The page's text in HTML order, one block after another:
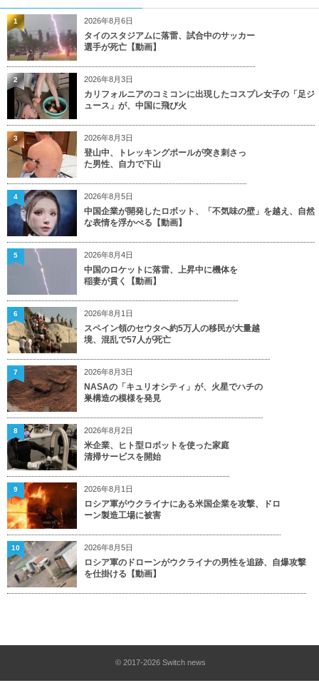
2026年8月6日
タイのスタジアムに落雷、試合中のサッカー
選手が死亡【動画】
1
2026年8月3日
カリフォルニアのコミコンに出現したコスプレ女子の「足ジ
ュース」が、中国に飛び火
2
2026年8月3日
登山中、トレッキングポールが突き刺さっ
た男性、自力で下山
3
2026年8月5日
中国企業が開発したロボット、「不気味の壁」を越え、自然
な表情を浮かべる【動画】
4
2026年8月4日
中国のロケットに落雷、上昇中に機体を
稲妻が貫く【動画】
5
2026年8月1日
スペイン領のセウタへ約5万人の移民が大量越
境、混乱で57人が死亡
6
2026年8月3日
NASAの「キュリオシティ」が、火星でハチの
巣構造の模様を発見
7
2026年8月2日
米企業、ヒト型ロボットを使った家庭
清掃サービスを開始
8
2026年8月1日
ロシア軍がウクライナにある米国企業を攻撃、ドロ
ーン製造工場に被害
9
2026年8月5日
ロシア軍のドローンがウクライナの男性を追跡、自爆攻撃
を仕掛ける【動画】
10
© 2017-2026Switch news